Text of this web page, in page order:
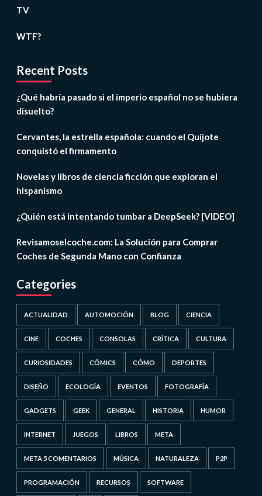
TV
WTF?
Recent Posts
¿Qué habría pasado si el imperio español no se hubiera
disuelto?
Cervantes, la estrella española: cuando el Quijote
conquistó el firmamento
Novelas y libros de ciencia ficción que exploran el
hispanismo
¿Quién está intentando tumbar a DeepSeek? [VIDEO]
Revisamoselcoche.com: La Solución para Comprar
Coches de Segunda Mano con Confianza
Categories
ACTUALIDAD AUTOMOCIÓN BLOG CIENCIA
CINE COCHES CONSOLAS CRÍTICA CULTURA
CURIOSIDADES CÓMICS CÓMO DEPORTES
DISEÑO ECOLOGÍA EVENTOS FOTOGRAFÍA
GADGETS GEEK GENERAL HISTORIA HUMOR
INTERNET JUEGOS LIBROS META
META 5 COMENTARIOS MÚSICA NATURALEZA P2P
PROGRAMACIÓN RECURSOS SOFTWARE